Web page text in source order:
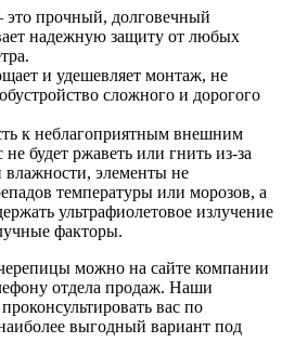
прочный, долговечный
надежную защиту от любых
и удешевляет монтаж, не
сложного и дорогого
к неблагоприятным внешним
будет ржаветь или гнить из-за
элементы не
температуры или морозов, а
ультрафиолетовое излучение
факторы.
можно на сайте компании
отдела продаж. Наши
вас по
выгодный вариант под